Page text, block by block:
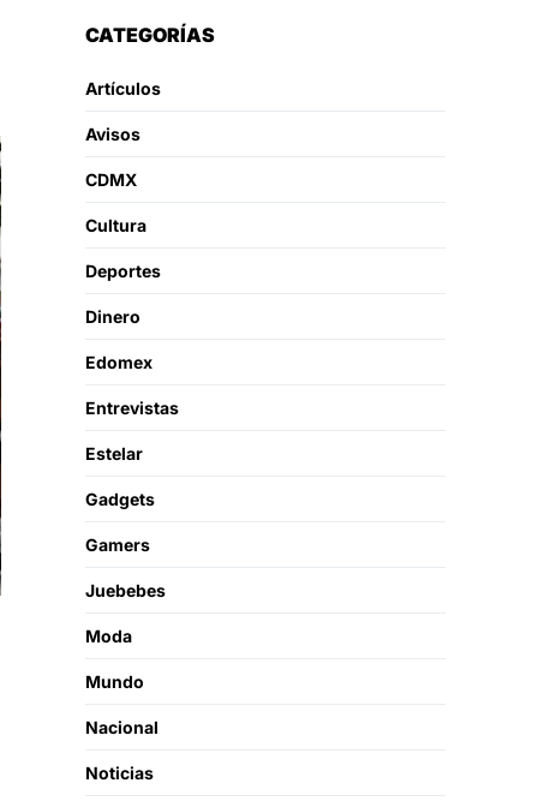
CATEGORÍAS
Artículos
Avisos
CDMX
Cultura
Deportes
Dinero
Edomex
Entrevistas
Estelar
Gadgets
Gamers
Juebebes
Moda
Mundo
Nacional
Noticias